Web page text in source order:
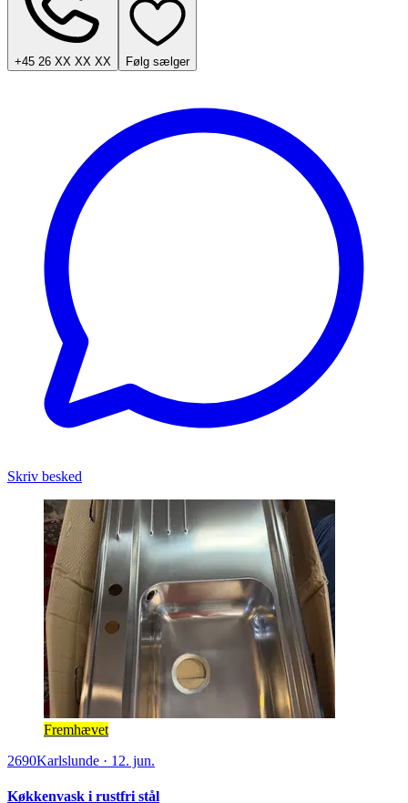
+45 26 XX XX XX Følg sælger
Skriv besked
Fremhævet
2690Karlslunde · 12. jun.
Køkkenvask i rustfri stål